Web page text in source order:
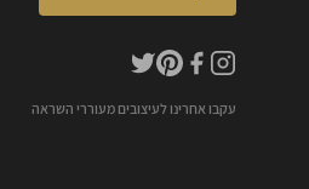
עקבו אחרינו לעיצובים מעוררי השראה